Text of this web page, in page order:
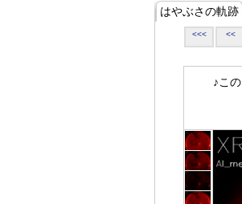
はやぶさの軌跡
<<< <<
♪この